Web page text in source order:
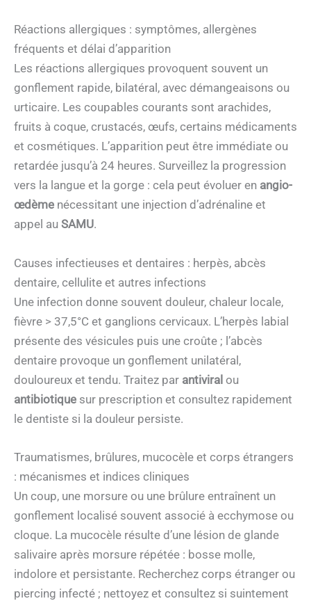
Réactions allergiques : symptômes, allergènes
fréquents et délai d’apparition
Les réactions allergiques provoquent souvent un
gonflement rapide, bilatéral, avec démangeaisons ou
urticaire. Les coupables courants sont arachides,
fruits à coque, crustacés, œufs, certains médicaments
et cosmétiques. L’apparition peut être immédiate ou
retardée jusqu’à 24 heures. Surveillez la progression
vers la langue et la gorge : cela peut évoluer en angio-
œdème nécessitant une injection d’adrénaline et
appel au SAMU.
Causes infectieuses et dentaires : herpès, abcès
dentaire, cellulite et autres infections
Une infection donne souvent douleur, chaleur locale,
fièvre > 37,5°C et ganglions cervicaux. L’herpès labial
présente des vésicules puis une croûte ; l’abcès
dentaire provoque un gonflement unilatéral,
douloureux et tendu. Traitez par antiviral ou
antibiotique sur prescription et consultez rapidement
le dentiste si la douleur persiste.
Traumatismes, brûlures, mucocèle et corps étrangers
: mécanismes et indices cliniques
Un coup, une morsure ou une brûlure entraînent un
gonflement localisé souvent associé à ecchymose ou
cloque. La mucocèle résulte d’une lésion de glande
salivaire après morsure répétée : bosse molle,
indolore et persistante. Recherchez corps étranger ou
piercing infecté ; nettoyez et consultez si suintement